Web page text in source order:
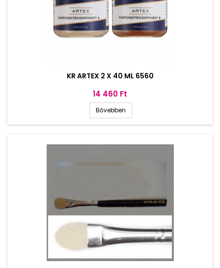
KR ARTEX 2 X 40 ML 6560
Ár
14 460 Ft
Bővebben